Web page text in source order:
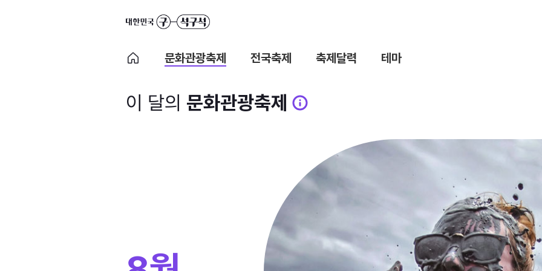
문화관광축제 전국축제 축제달력 테마
이 달의 문화관광축제